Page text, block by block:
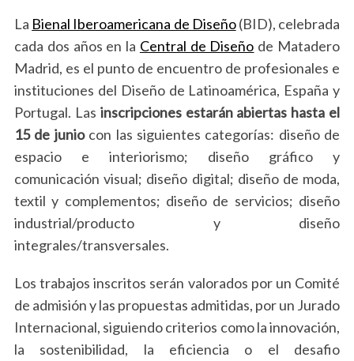
La Bienal Iberoamericana de Diseño(BID), celebrada
cada dos años en la Central de Diseño de Matadero
Madrid, es el punto de encuentro de profesionales e
instituciones del Diseño de Latinoamérica, España y
Portugal. Las inscripciones estarán abiertas hasta el
15 de junio con las siguientes categorías: diseño de
espacio e interiorismo; diseño gráfico y
comunicación visual; diseño digital; diseño de moda,
textil y complementos; diseño de servicios; diseño
industrial/producto y diseño
integrales/transversales.
Los trabajos inscritos serán valorados por un Comité
de admisión y las propuestas admitidas, por un Jurado
Internacional, siguiendo criterios como la innovación,
la sostenibilidad, la eficiencia o el desafio